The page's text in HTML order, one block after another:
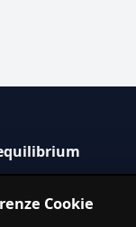
in Italia.
Cookie